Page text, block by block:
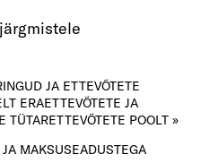
JA ETTEVÕTETE
ERAETTEVÕTETE JA
POOLT »
MAKSUSEADUSTEGA